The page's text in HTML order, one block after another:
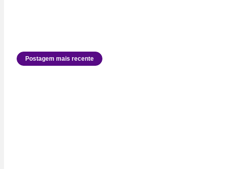
Postagem mais recente